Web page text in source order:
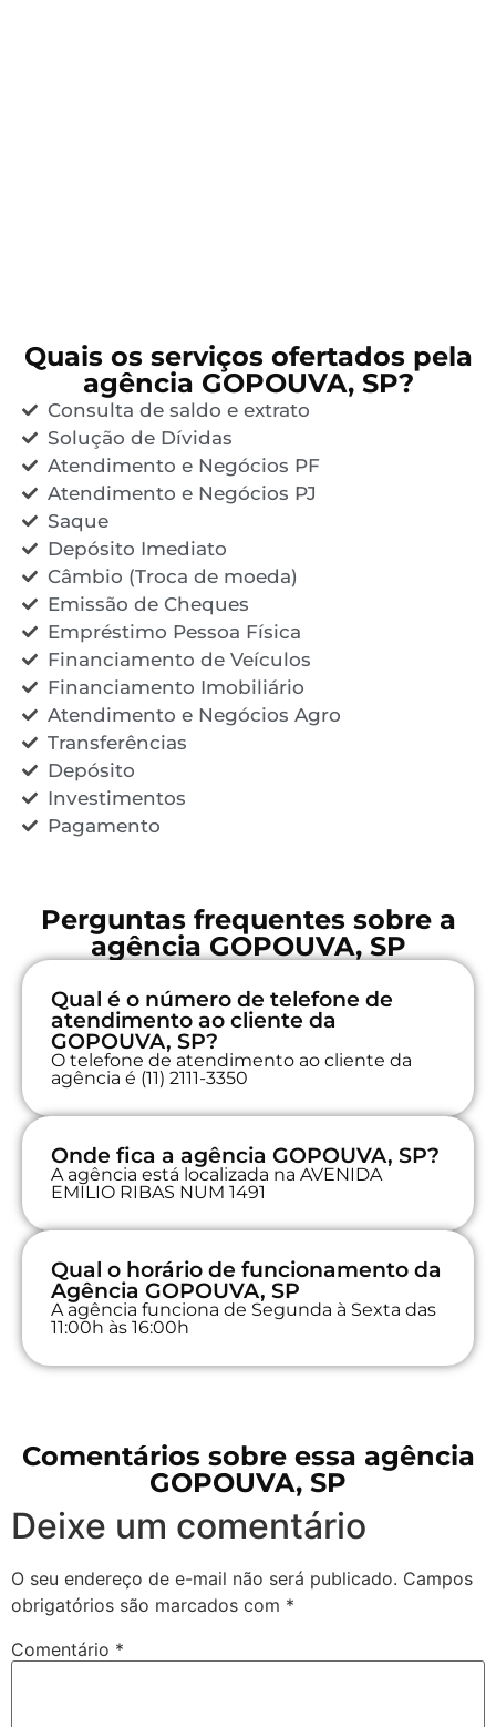
Quais os serviços ofertados pela
agência GOPOUVA, SP?
Consulta de saldo e extrato
Solução de Dívidas
Atendimento e Negócios PF
Atendimento e Negócios PJ
Saque
Depósito Imediato
Câmbio (Troca de moeda)
Emissão de Cheques
Empréstimo Pessoa Física
Financiamento de Veículos
Financiamento Imobiliário
Atendimento e Negócios Agro
Transferências
Depósito
Investimentos
Pagamento
Perguntas frequentes sobre a
agência GOPOUVA, SP
Qual é o número de telefone de
atendimento ao cliente da
GOPOUVA, SP?
O telefone de atendimento ao cliente da
agência é (11) 2111-3350
Onde fica a agência GOPOUVA, SP?
A agência está localizada na AVENIDA
EMILIO RIBAS NUM 1491
Qual o horário de funcionamento da
Agência GOPOUVA, SP
A agência funciona de Segunda à Sexta das
11:00h às 16:00h
Comentários sobre essa agência
GOPOUVA, SP
Deixe um comentário
O seu endereço de e-mail não será publicado. Campos
obrigatórios são marcados com *
Comentário *